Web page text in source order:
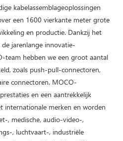
kabelassemblageoplossingen
een 1600 vierkante meter grote
en productie. Dankzij het
jarenlange innovatie-
team hebben we een groot aantal
zoals push-pull-connectoren,
connectoren. MOCO-
en een aantrekkelijk
internationale merken en worden
, medische, audio-video-,
, luchtvaart-, industriële